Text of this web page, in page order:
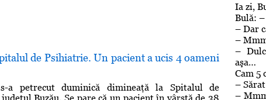
de Psihiatrie. Un pacient a ucis 4 oameni
a petrecut duminică dimineaţă la Spitalul de
Buzău. Se pare că un pacient în vârstă de 38
Ia zi,
Bulă:
– Dar
–
–
aşa…
Cam 5
–
–